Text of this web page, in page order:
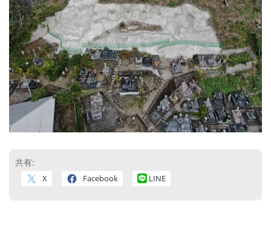
共有:
X Facebook LINE